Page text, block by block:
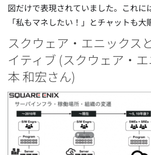
図だけで表現されていました。これに
「私もマネしたい！」とチャットも大
スクウェア・エニックス
イティブ (スクウェア・
本 和宏さん)